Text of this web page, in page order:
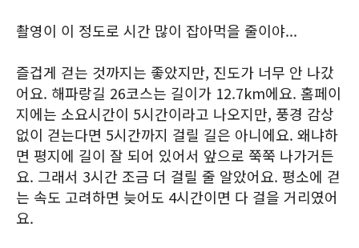
촬영이 이 정도로 시간 많이 잡아먹을 줄이야...
즐겁게 걷는 것까지는 좋았지만, 진도가 너무 안 나갔
어요. 해파랑길 26코스는 길이가 12.7km에요. 홈페이
지에는 소요시간이 5시간이라고 나오지만, 풍경 감상
없이 걷는다면 5시간까지 걸릴 길은 아니에요. 왜냐하
면 평지에 길이 잘 되어 있어서 앞으로 쭉쭉 나가거든
요. 그래서 3시간 조금 더 걸릴 줄 알았어요. 평소에 걷
는 속도 고려하면 늦어도 4시간이면 다 걸을 거리였어
요.